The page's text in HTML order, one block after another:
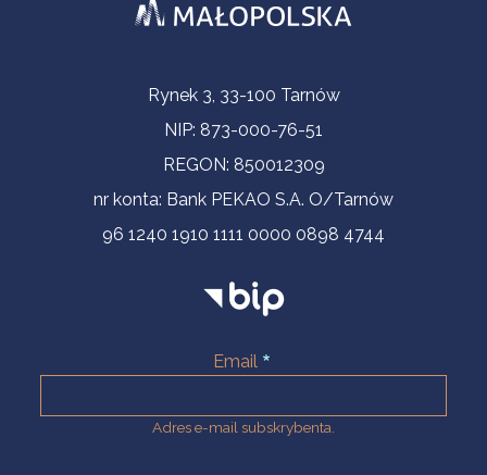
Informacje kontaktoweRynek 3, 33-100 Tarnów
NIP: 873-000-76-51
REGON: 850012309
nr konta: Bank PEKAO S.A. O/Tarnów
96 1240 1910 1111 0000 0898 4744
Email
Adres e-mail subskrybenta.